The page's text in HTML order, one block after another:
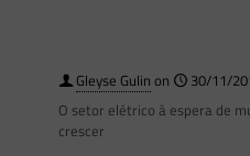
Gleyse Gulin on
30/11/
O setor elétrico à espera de
crescer